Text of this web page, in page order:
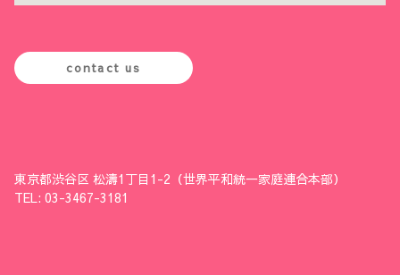
contact us
東京都渋谷区 松濤1丁目1-2（世界平和統一家庭連合本部）
TEL: 03-3467-3181